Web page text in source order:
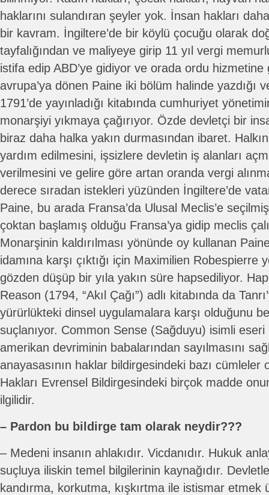
haklarını sulandıran şeyler yok. İnsan hakları
bir kavram. İngiltere’de bir köylü çocuğu olarak
tayfalığından ve maliyeye girip 11 yıl vergi
istifa edip ABD’ye gidiyor ve orada ordu hizmetine
avrupa’ya dönen Paine iki bölüm halinde yazdığı
1791’de yayınladığı kitabında cumhuriyet
monarşiyi yıkmaya çağırıyor. Özde devletçi bir
biraz daha halka yakın durmasından ibaret.
yardım edilmesini, işsizlere devletin iş alanları
verilmesini ve gelire göre artan oranda vergi
derece sıradan istekleri yüzünden İngiltere’de
Paine, bu arada Fransa’da Ulusal Meclis’e
çoktan başlamış olduğu Fransa’ya gidip meclis
Monarşinin kaldırılması yönünde oy kullanan
idamına karşı çıktığı için Maximilien Robespierre
gözden düşüp bir yıla yakın süre hapsediliyor.
Reason (1794, “Akıl Çağı”) adlı kitabında da
yürürlükteki dinsel uygulamalara karşı olduğunu
suçlanıyor. Common Sense (Sağduyu) isimli eseri
amerikan devriminin babalarından sayılmasını
anayasasının haklar bildirgesindeki bazı
Hakları Evrensel Bildirgesindeki birçok madde
ilgilidir.
– Pardon bu bildirge tam olarak neydir???
– Medeni insanın ahlakıdır. Vicdanıdır. Hukuk
suçluya iliskin temel bilgilerinin kaynağıdır.
kandırma, korkutma, kışkırtma ile istismar etmek